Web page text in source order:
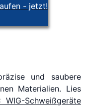
- jetzt!
und saubere
Materialien. Lies
Schweißgeräte